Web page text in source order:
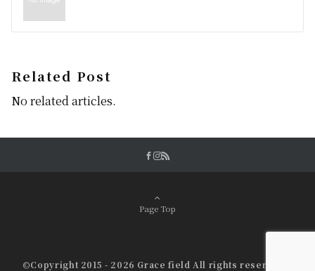
ナ
ゲ
ー
Related Post
No related articles.
Page Top
©Copyright 2015 - 2026 Grace field All rights reserved.